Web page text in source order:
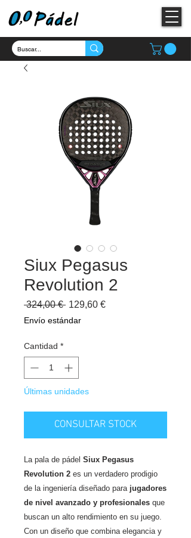
Siux Pegasus
Revolution 2
324,00 € Precio
129,60 €Precio
Envío estándar
Cantidad *
Últimas unidades
CONSULTAR STOCK
La pala de pádel Siux Pegasus
Revolution 2 es un verdadero prodigio
de la ingeniería diseñado parajugadores
de nivel avanzado y profesionales que
buscan un alto rendimiento en su juego.
Con un diseño que combina elegancia y